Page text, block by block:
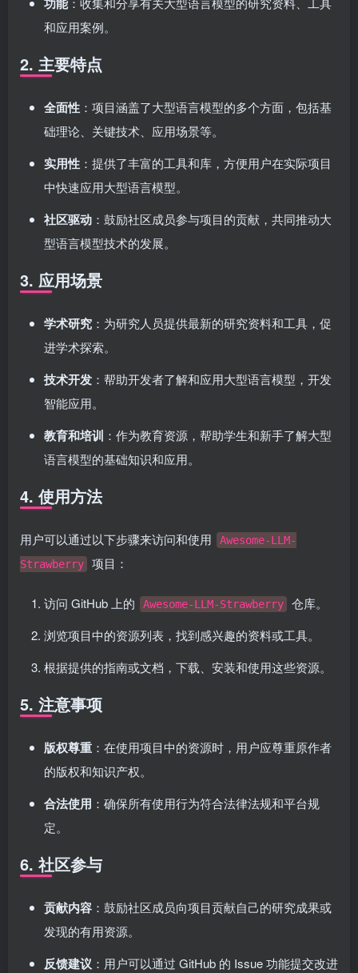
和应用案例。
2. 主要特点
全面性 ：项目涵盖了大型语言模型的多个方面，包括基
础理论、关键技术、应用场景等。
实用性 ：提供了丰富的工具和库，方便用户在实际项目
中快速应用大型语言模型。
社区驱动 ：鼓励社区成员参与项目的贡献，共同推动大
型语言模型技术的发展。
3. 应用场景
学术研究 ：为研究人员提供最新的研究资料和工具，促
进学术探索。
技术开发 ：帮助开发者了解和应用大型语言模型，开发
智能应用。
教育和培训 ：作为教育资源，帮助学生和新手了解大型
语言模型的基础知识和应用。
4. 使用方法
用户可以通过以下步骤来访问和使用
Awesome-LLM-
Strawberry
项目：
访问 GitHub 上的 Awesome-LLM-Strawberry
仓库。
浏览项目中的资源列表，找到感兴趣的资料或工具。
根据提供的指南或文档，下载、安装和使用这些资源。
5. 注意事项
版权尊重 ：在使用项目中的资源时，用户应尊重原作者
的版权和知识产权。
合法使用 ：确保所有使用行为符合法律法规和平台规
定。
6. 社区参与
贡献内容 ：鼓励社区成员向项目贡献自己的研究成果或
发现的有用资源。
反馈建议 ：用户可以通过 GitHub 的 Issue 功能提交改进